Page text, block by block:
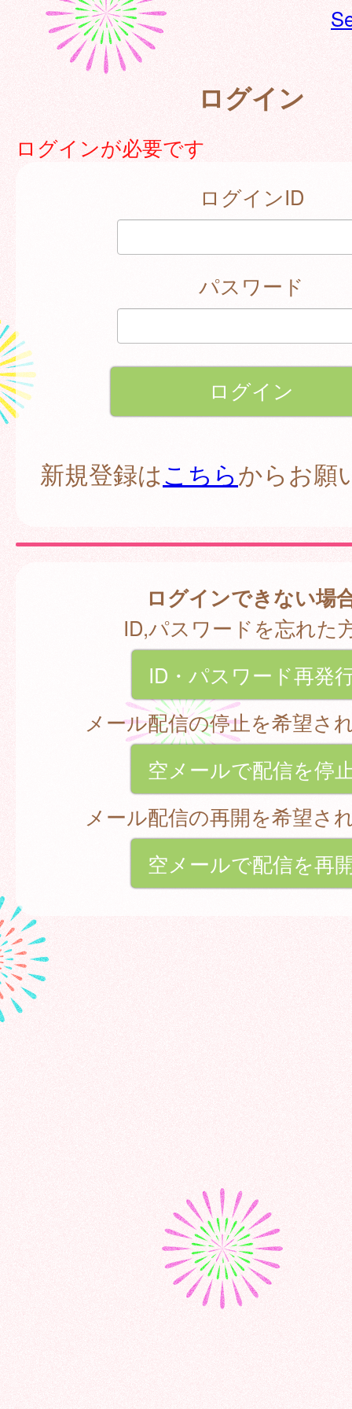
ログイン
ログインが必要です
ログインID
パスワード
新規登録はこちらからお願
ログインできない場
ID,パスワードを忘れた
ID・パスワード再発
メール配信の停止を希望さ
空メールで配信を停
メール配信の再開を希望さ
空メールで配信を再